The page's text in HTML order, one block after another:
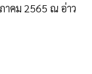
าคม 2565 ณ อ่าว